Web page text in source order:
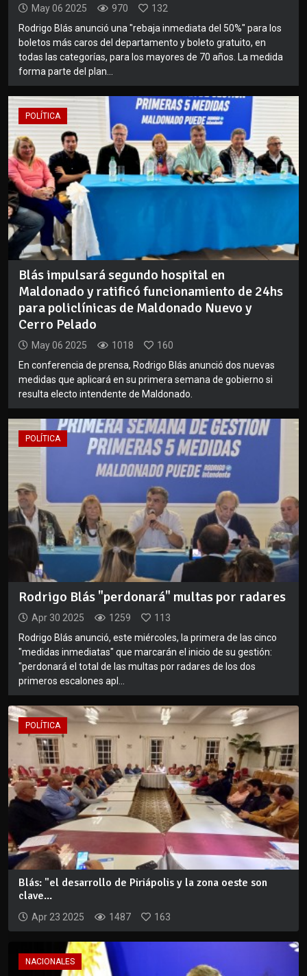
May 06 2025 970
132
Rodrigo Blás anunció una "rebaja inmediata del 50%" para los
boletos más caros del departamento y boleto gratuito, en
todas las categorías, para los mayores de 70 años. La medida
forma parte del plan...
POLÍTICA
Blás impulsará segundo hospital en
Maldonado y ratificó funcionamiento de 24hs
para policlínicas de Maldonado Nuevo y
Cerro Pelado
May 06 2025 1018
160
En conferencia de prensa, Rodrigo Blás anunció dos nuevas
medidas que aplicará en su primera semana de gobierno si
resulta electo intendente de Maldonado.
POLÍTICA
Rodrigo Blás "perdonará" multas por radares
Apr 30 2025 1259
113
Rodrigo Blás anunció, este miércoles, la primera de las cinco
"medidas inmediatas" que marcarán el inicio de su gestión:
"perdonará el total de las multas por radares de los dos
primeros escalones apl...
POLÍTICA
Blás: "el desarrollo de Piriápolis y la zona oeste son
clave...
Apr 23 2025 1487 163
NACIONALES